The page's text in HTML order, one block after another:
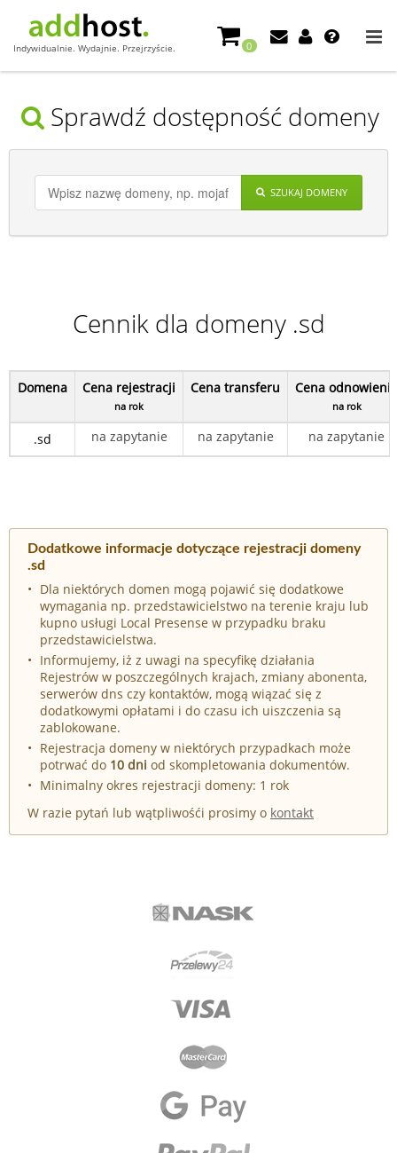
Indywidualnie. Wydajnie. Przejrzyście. 0
Sprawdź dostępność domeny
SZUKAJ DOMENY
Cennik dla domeny .sd
Domena Cena rejestracji
na rok
Cena transferu Cena odnowienia
na rok
.sd na zapytanie na zapytanie na zapytanie
Dodatkowe informacje dotyczące rejestracji domeny
.sd
Dla niektórych domen mogą pojawić się dodatkowe
wymagania np. przedstawicielstwo na terenie kraju lub
kupno usługi Local Presense w przypadku braku
przedstawicielstwa.
Informujemy, iż z uwagi na specyfikę działania
Rejestrów w poszczególnych krajach, zmiany abonenta,
serwerów dns czy kontaktów, mogą wiązać się z
dodatkowymi opłatami i do czasu ich uiszczenia są
zablokowane.
Rejestracja domeny w niektórych przypadkach może
potrwać do 10 dni od skompletowania dokumentów.
Minimalny okres rejestracji domeny: 1 rok
W razie pytań lub wątpliwośći prosimy o kontakt